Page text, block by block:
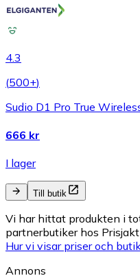
4.3
(500+)
Sudio D1 Pro True
666 kr
I lager
Till butik
Vi har hittat produkten i
partnerbutiker hos
Hur vi visar priser och
Annons